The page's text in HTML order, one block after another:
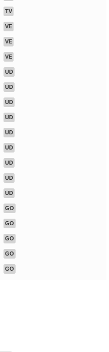
TV
VE
VE
VE
UD
UD
UD
UD
UD
UD
UD
UD
UD
GO
GO
GO
GO
GO